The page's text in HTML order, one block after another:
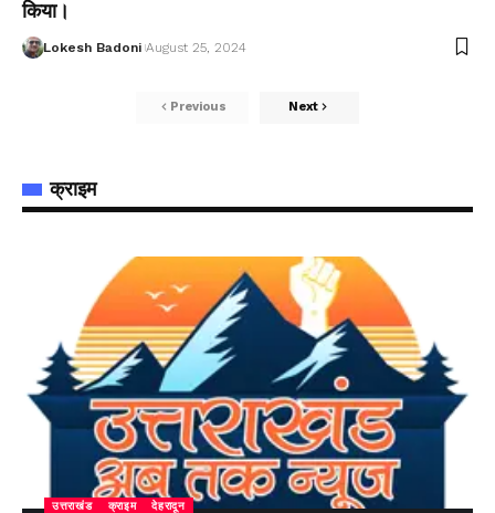
किया।
Lokesh Badoni August 25, 2024
Previous Next
क्राइम
उत्तराखंड क्राइम देहरादून